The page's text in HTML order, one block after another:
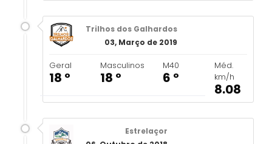
Trilhos dos Galhardos
03, Março de 2019
Geral
18 º
Masculinos
18 º
M40
6 º
Méd.
km/h
8.08
Estrelaçor